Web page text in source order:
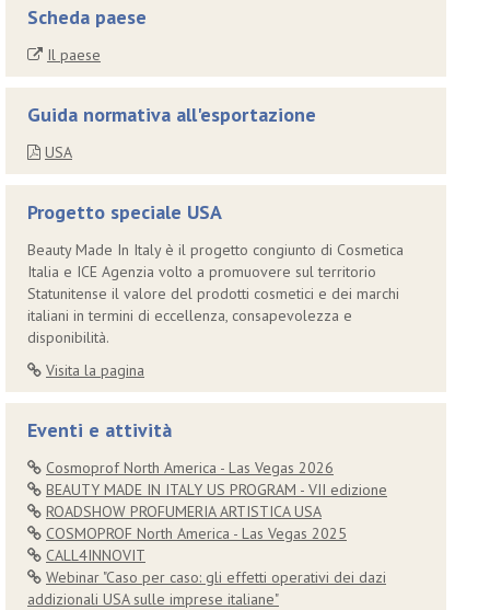
Scheda paese
Il paese
Guida normativa all'esportazione
USA
Progetto speciale USA
Beauty Made In Italy è il progetto congiunto di Cosmetica
Italia e ICE Agenzia volto a promuovere sul territorio
Statunitense il valore del prodotti cosmetici e dei marchi
italiani in termini di eccellenza, consapevolezza e
disponibilità.
Visita la pagina
Eventi e attività
Cosmoprof North America - Las Vegas 2026
BEAUTY MADE IN ITALY US PROGRAM - VII edizione
ROADSHOW PROFUMERIA ARTISTICA USA
COSMOPROF North America - Las Vegas 2025
CALL4INNOVIT
Webinar "Caso per caso: gli effetti operativi dei dazi
addizionali USA sulle imprese italiane"